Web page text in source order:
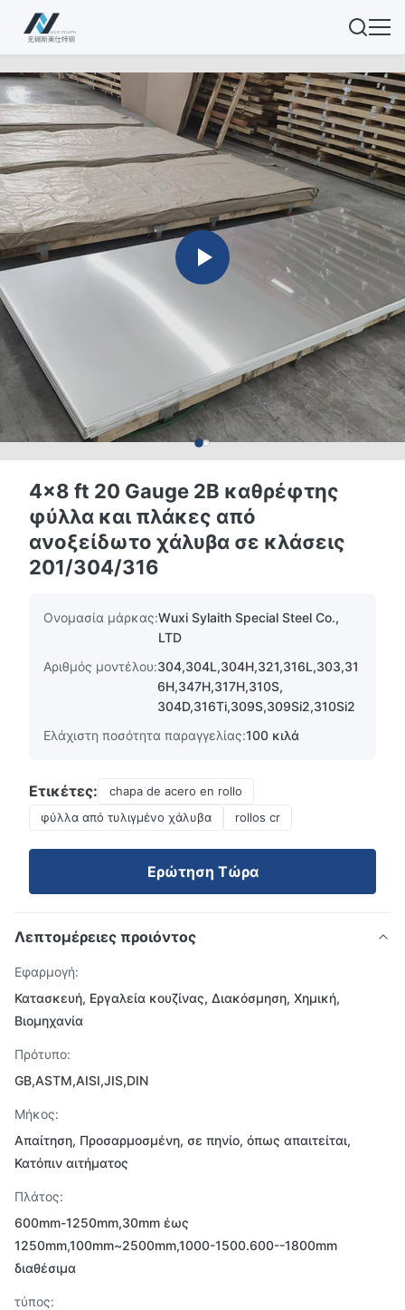
4x8 ft 20 Gauge 2B καθρέφτης
φύλλα και πλάκες από
ανοξείδωτο χάλυβα σε κλάσεις
201/304/316
Ονομασία μάρκας:Wuxi Sylaith Special Steel Co.,
LTD
Αριθμός μοντέλου:304,304L,304H,321,316L,303,31
6H,347H,317H,310S,
304D,316Ti,309S,309Si2,310Si2
Ελάχιστη ποσότητα παραγγελίας:100 κιλά
Ετικέτες:
chapa de acero en rollo
φύλλα από τυλιγμένο χάλυβα
rollos cr
Ερώτηση Τώρα
Λεπτομέρειες προιόντος
Εφαρμογή:
Κατασκευή, Εργαλεία κουζίνας, Διακόσμηση, Χημική,
Βιομηχανία
Πρότυπο:
GB,ASTM,AISI,JIS,DIN
Μήκος:
Απαίτηση, Προσαρμοσμένη, σε πηνίο, όπως απαιτείται,
Κατόπιν αιτήματος
Πλάτος:
600mm-1250mm,30mm έως
1250mm,100mm~2500mm,1000-1500.600--1800mm
διαθέσιμα
τύπος: